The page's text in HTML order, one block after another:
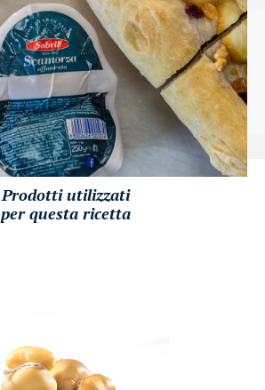
Prodotti utilizzati
per questa ricetta